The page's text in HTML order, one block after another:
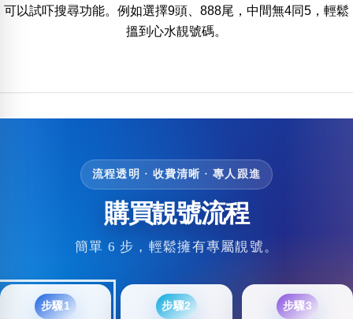
可以試吓搜尋功能。例如選擇9頭、888尾，中間無4同5，輕鬆
搵到心水靚號碼。
流程透明 · 收費清晰 · 專人跟進
購買靚號流程
簡單 6 步，輕鬆擁有專屬靚號。
步驟1 步驟2 步驟3